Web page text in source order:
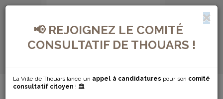
📢 REJOIGNEZ LE COMITÉ
CONSULTATIF DE THOUARS !
La Ville de Thouars lance un appel à candidatures pour son comité
consultatif citoyen ! 🏛️
MENU DE NAVIGATION...